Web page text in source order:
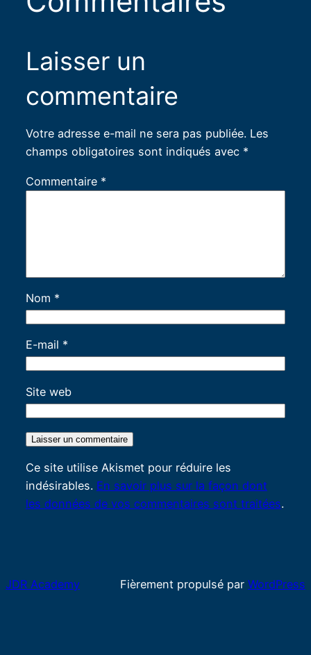
Laisser un
commentaire
Votre adresse e-mail ne sera pas publiée. Les
champs obligatoires sont indiqués avec *
Commentaire *
Nom *
E-mail *
Site web
Ce site utilise Akismet pour réduire les
indésirables. En savoir plus sur la façon dont
les données de vos commentaires sont traitées.
JDR Academy Fièrement propulsé par WordPress